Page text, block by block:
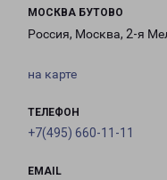
МОСКВА БУТОВО
Россия, Москва, 2-я
на карте
ТЕЛЕФОН
+7(495) 660-11-11
EMAIL